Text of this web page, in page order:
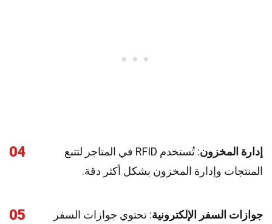
04 إدارة المخزون
: تُستخدم RFID في المتاجر لتتبع
المنتجات وإدارة المخزون بشكل أكثر دقة.
05 جوازات السفر الإلكترونية: تحتوي جوازات السفر